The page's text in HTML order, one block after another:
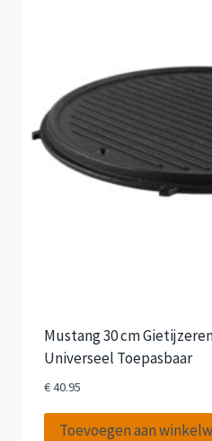
Mustang 30 cm
Universeel Toepasbaar
€40.95
Toevoegen aan